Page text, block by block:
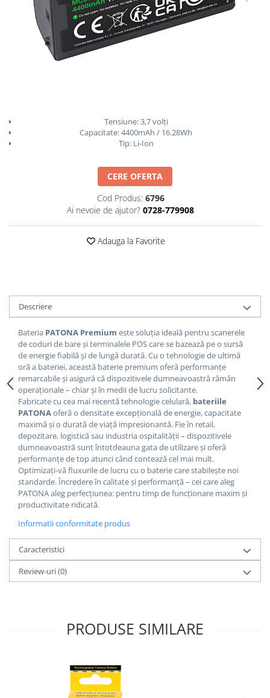
Smartwatch
Tensiune: 3,7 volți
Capacitate: 4400mAh / 16.28Wh
Tip: Li-Ion
CERE OFERTA
Cod Produs: 6796
Ai nevoie de ajutor? 0728-779908
Adauga la Favorite
Descriere
Bateria PATONA Premium este soluția ideală pentru scanerele
de coduri de bare și terminalele POS care se bazează pe o sursă
de energie fiabilă și de lungă durată. Cu o tehnologie de ultimă
oră a bateriei, această baterie premium oferă performanțe
remarcabile și asigură că dispozitivele dumneavoastră rămân
operaționale – chiar și în medii de lucru solicitante.
Fabricate cu cea mai recentă tehnologie celulară, bateriile
PATONAoferă o densitate excepțională de energie, capacitate
maximă și o durată de viață impresionantă. Fie în retail,
depozitare, logistică sau industria ospitalității – dispozitivele
dumneavoastră sunt întotdeauna gata de utilizare și oferă
performanțe de top atunci când contează cel mai mult.
Optimizați-vă fluxurile de lucru cu o baterie care stabilește noi
standarde. Încredere în calitate și performanță – cei care aleg
PATONA aleg perfecțiunea: pentru timp de funcționare maxim și
productivitate ridicată.
Informatii conformitate produs
Caracteristici
Review-uri(0)
PRODUSE SIMILARE